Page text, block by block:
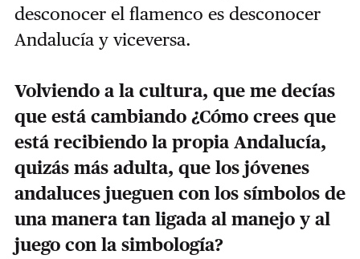
desconocer el flamenco es desconocer
Andalucía y viceversa.
Volviendo a la cultura, que me decías
que está cambiando ¿Cómo crees que
está recibiendo la propia Andalucía,
quizás más adulta, que los jóvenes
andaluces jueguen con los símbolos de
una manera tan ligada al manejo y al
juego con la simbología?